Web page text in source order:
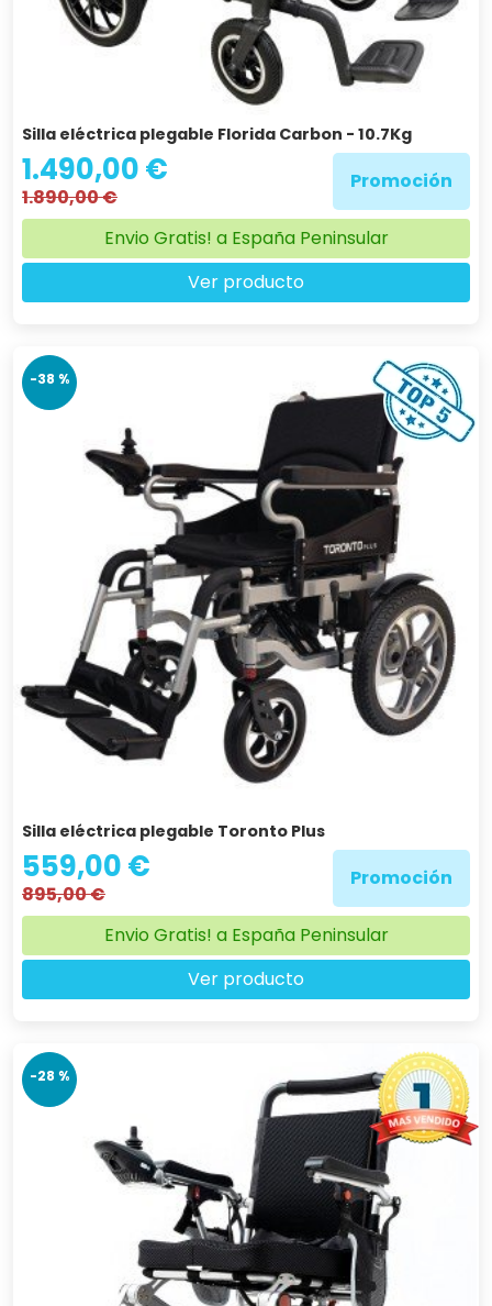
Silla eléctrica plegable Florida Carbon - 10.7Kg
1.490,00 €
1.890,00 €
Promoción
Envio Gratis! a España Peninsular
Ver producto
-38 %
Silla eléctrica plegable Toronto Plus
559,00 €
895,00 €
Promoción
Envio Gratis! a España Peninsular
Ver producto
-28 %